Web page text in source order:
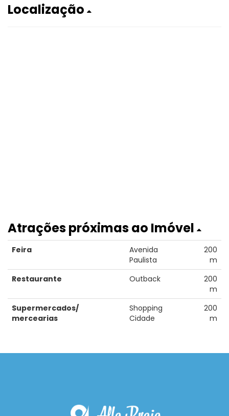
Localização
Atrações próximas ao Imóvel
Feira
Avenida
Paulista
200
m
Restaurante
Outback
200
m
Supermercados/
mercearias
Shopping
Cidade
200
m